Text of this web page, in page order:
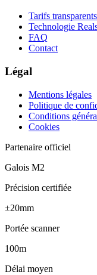
Tarifs transparents
Technologie
FAQ
Contact
Légal
Mentions légales
Politique de
Conditions
Cookies
Partenaire officiel
Galois M2
Précision certifiée
±20mm
Portée scanner
100m
Délai moyen